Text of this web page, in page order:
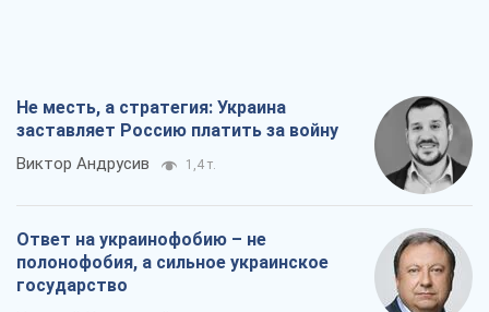
Не месть, а стратегия: Украина
заставляет Россию платить за войну
Виктор Андрусив 1,4 т.
Ответ на украинофобию – не
полонофобия, а сильное украинское
государство